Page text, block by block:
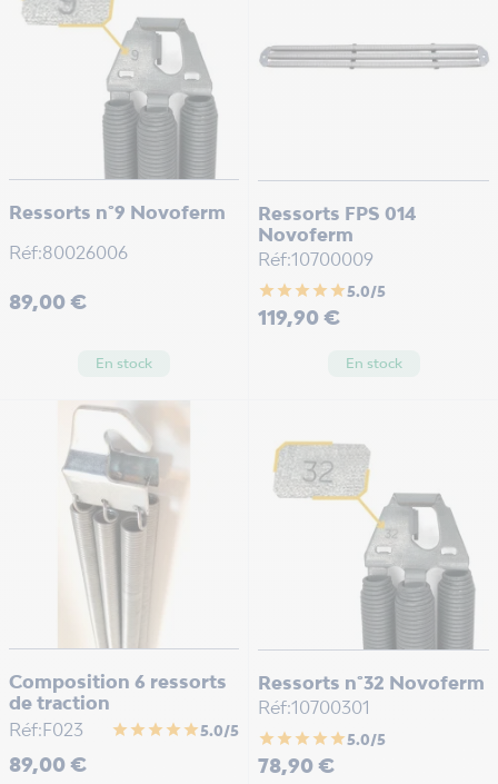
Ressorts n°9 Novoferm
Réf:80026006
Prix
89,00 €
En stock
Ressorts FPS 014
Novoferm
Réf:10700009
star star star star star5.0/5
Prix
119,90 €
En stock
Composition 6 ressorts
de traction
Réf:F023
star star star star star5.0/5
Prix
89,00 €
Ressorts n°32 Novoferm
Réf:10700301
star star star star star5.0/5
Prix
78,90 €